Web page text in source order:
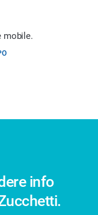
mobile.
info